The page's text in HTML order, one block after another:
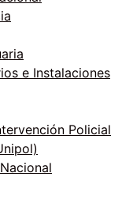
e Instalaciones
Policial